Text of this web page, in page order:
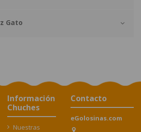
Gato
Información
Chuches
Nuestras
Contacto
eGolosinas.com